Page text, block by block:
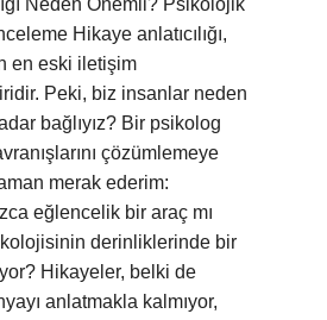
Neden Önemli? Psikolojik
Hikaye anlatıcılığı,
en eski iletişim
Peki, biz insanlar neden
bağlıyız? Bir psikolog
çözümlemeye
merak ederim:
eğlencelik bir araç mı
derinliklerinde bir
Hikayeler, belki de
anlatmakla kalmıyor,